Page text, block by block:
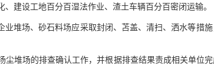
建设工地百分百湿法作业、渣土车辆百分百密闭运输。
堆场、砂石料场应采取封闭、苫盖、清扫、洒水等措
堆场的排查确认工作，并根据排查结果责成相关单位